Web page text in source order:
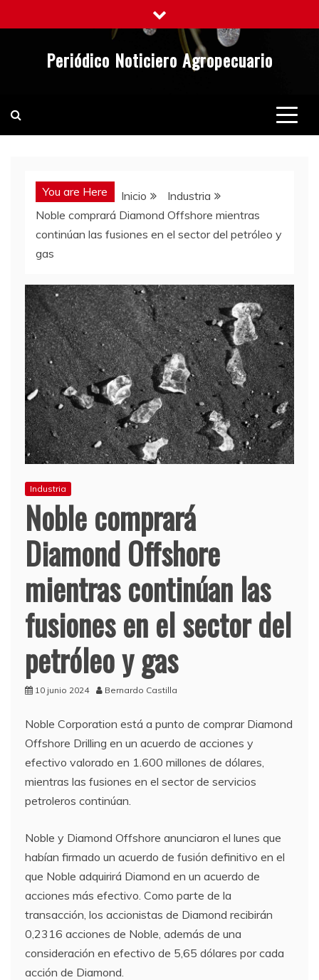
al
Periódico Noticiero Agropecuario
You are Here Inicio
Industria
Noble comprará Diamond Offshore mientras
continúan las fusiones en el sector del petróleo y
gas
Industria
Noble comprará
Diamond Offshore
mientras continúan las
fusiones en el sector del
petróleo y gas
10 junio 2024 Bernardo Castilla
Noble Corporation está a punto de comprar Diamond
Offshore Drilling en un acuerdo de acciones y
efectivo valorado en 1.600 millones de dólares,
mientras las fusiones en el sector de servicios
petroleros continúan.
Noble y Diamond Offshore anunciaron el lunes que
habían firmado un acuerdo de fusión definitivo en el
que Noble adquirirá Diamond en un acuerdo de
acciones más efectivo. Como parte de la
transacción, los accionistas de Diamond recibirán
0,2316 acciones de Noble, además de una
consideración en efectivo de 5,65 dólares por cada
acción de Diamond.